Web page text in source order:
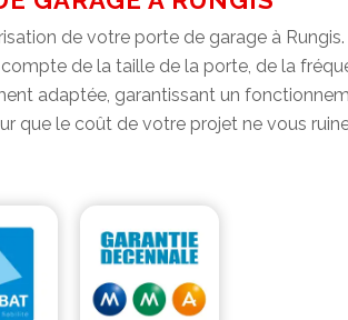
de votre porte de garage à
de la taille de la porte, de la
adaptée, garantissant un
que le coût de votre projet ne vous